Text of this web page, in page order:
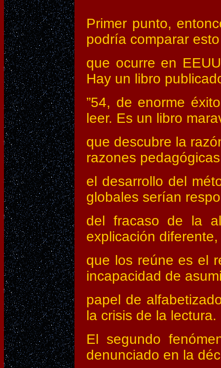
Primer punto,
podría comparar
que ocurre en
Hay un libro
”54, de enorme
leer. Es un libro
que descubre la
razones
el desarrollo del
globales serían
del fracaso de la
explicación
que los reúne es el
incapacidad de
papel de
la crisis de la lectura.
El segundo
denunciado en la